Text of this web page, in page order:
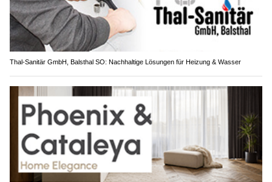
Thal-Sanitär GmbH, Balsthal SO: Nachhaltige Lösungen für Heizung & Wasser